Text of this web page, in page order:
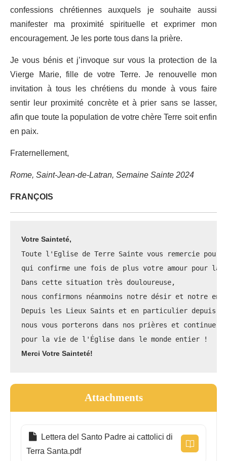
confessions chrétiennes auxquels je souhaite aussi
manifester ma proximité spirituelle et exprimer mon
encouragement. Je les porte tous dans la prière.
Je vous bénis et j’invoque sur vous la protection de la
Vierge Marie, fille de votre Terre. Je renouvelle mon
invitation à tous les chrétiens du monde à vous faire
sentir leur proximité concrète et à prier sans se lasser,
afin que toute la population de votre chère Terre soit enfin
en paix.
Fraternellement,
Rome, Saint-Jean-de-Latran, Semaine Sainte 2024
FRANÇOIS
Votre Sainteté,
Toute l'Eglise de Terre Sainte vous remercie pour
qui confirme une fois de plus votre amour pour
Dans cette situation très douloureuse,
nous confirmons néanmoins notre désir et notre
Depuis les Lieux Saints et en particulier depuis
nous vous porterons dans nos prières et
pour la vie de l'Église dans le monde entier !
Merci Votre Sainteté!
Attachments
Lettera del Santo Padre ai cattolici di
Terra Santa.pdf